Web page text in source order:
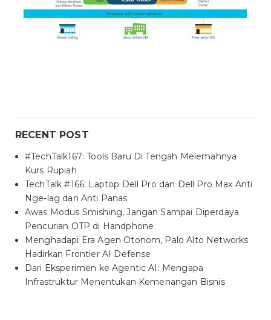
RECENT POST
#TechTalk167: Tools Baru Di Tengah Melemahnya
Kurs Rupiah
TechTalk #166: Laptop Dell Pro dan Dell Pro Max Anti
Nge-lag dan Anti Panas
Awas Modus Smishing, Jangan Sampai Diperdaya
Pencurian OTP di Handphone
Menghadapi Era Agen Otonom, Palo Alto Networks
Hadirkan Frontier AI Defense
Dari Eksperimen ke Agentic AI: Mengapa
Infrastruktur Menentukan Kemenangan Bisnis